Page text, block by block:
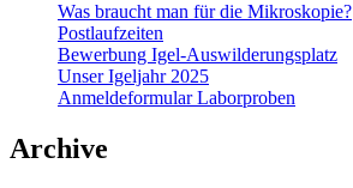
Was braucht man für die Mikroskopie?
Postlaufzeiten
Bewerbung Igel-Auswilderungsplatz
Unser Igeljahr 2025
Anmeldeformular Laborproben
Archive